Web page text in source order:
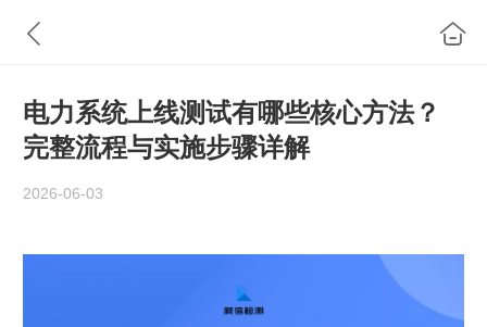
电力系统上线测试有哪些核心方法？
完整流程与实施步骤详解
2026-06-03